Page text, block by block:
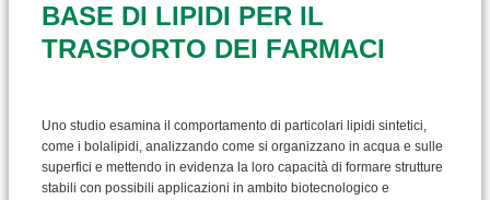
BASE DI LIPIDI PER IL
TRASPORTO DEI FARMACI
Uno studio esamina il comportamento di particolari lipidi sintetici,
come i bolalipidi, analizzando come si organizzano in acqua e sulle
superfici e mettendo in evidenza la loro capacità di formare strutture
stabili con possibili applicazioni in ambito biotecnologico e